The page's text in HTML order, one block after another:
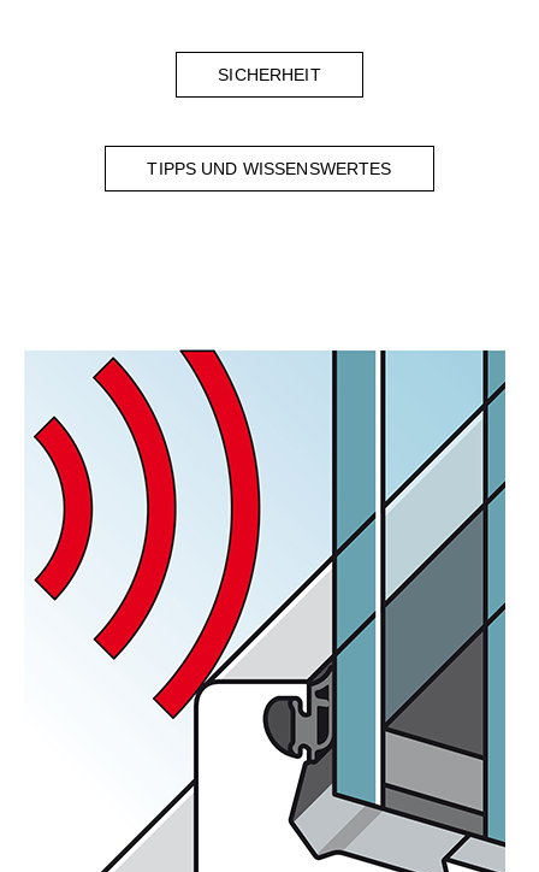
SICHERHEIT
TIPPS UND WISSENSWERTES